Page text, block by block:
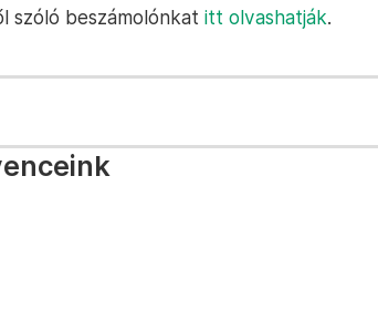
szóló beszámolónkat itt olvashatják.